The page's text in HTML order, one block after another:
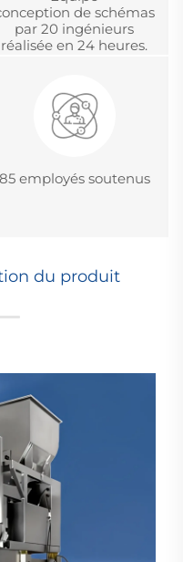
de schémas
par 20 ingénieurs
réalisée en 24 heures.
85 employés soutenus
du produit